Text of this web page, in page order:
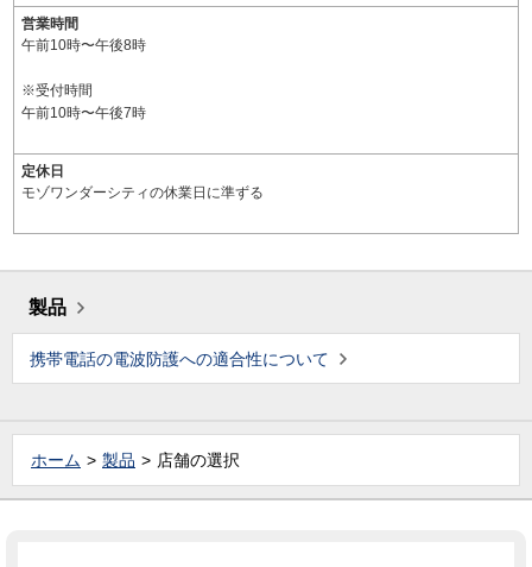
営業時間
午前10時〜午後8時
※受付時間
午前10時〜午後7時
定休日
モゾワンダーシティの休業日に準ずる
製品
携帯電話の電波防護への適合性について
ホーム 製品 店舗の選択